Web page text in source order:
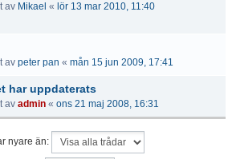
av Mikael « lör 13 mar 2010, 11:40
av peter pan « mån 15 jun 2009, 17:41
har uppdaterats
av admin « ons 21 maj 2008, 16:31
nyare än: